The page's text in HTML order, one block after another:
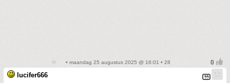
• maandag 25 augustus 2025 @ 16:01 • 28
lucifer666